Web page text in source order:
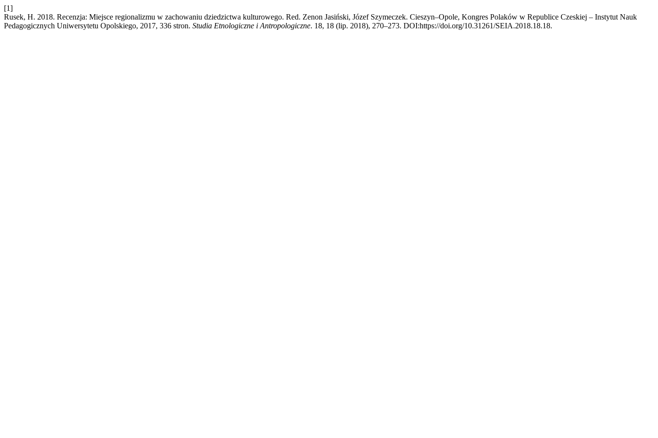
[1]
Rusek, H. 2018. Recenzja: Miejsce regionalizmu w zachowaniu dziedzictwa kulturowego. Red. Zenon Jasiński, Józef Szymeczek. Cieszyn–Opole, Kongres Polaków w Republice Czeskiej – Instytut Nauk
Pedagogicznych Uniwersytetu Opolskiego, 2017, 336 stron. Studia Etnologiczne i Antropologiczne. 18, 18 (lip. 2018), 270–273. DOI:https://doi.org/10.31261/SEIA.2018.18.18.